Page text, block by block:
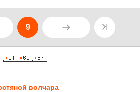
9
волчара